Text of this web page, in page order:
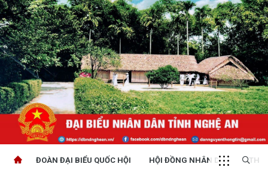
ĐOÀN ĐẠI BIỂU QUỐC HỘI HỘI ĐỒNG NHÂN DÂN